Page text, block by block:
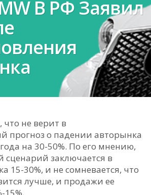
В РФ Заявил
что не верит в
прогноз о падении авторынка
на 30-50%. По его мнению,
заключается в
15-30%, и не сомневается, что
лучше, и продажи ее